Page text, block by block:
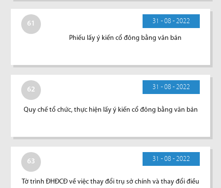
61 31 - 08 - 2022
Phiếu lấy ý kiến cổ đông bằng văn bản
62 31 - 08 - 2022
Quy chế tổ chức, thực hiện lấy ý kiến cổ đông bằng văn bản
63 31 - 08 - 2022
Tờ trình ĐHĐCĐ về việc thay đổi trụ sở chính và thay đổi điều